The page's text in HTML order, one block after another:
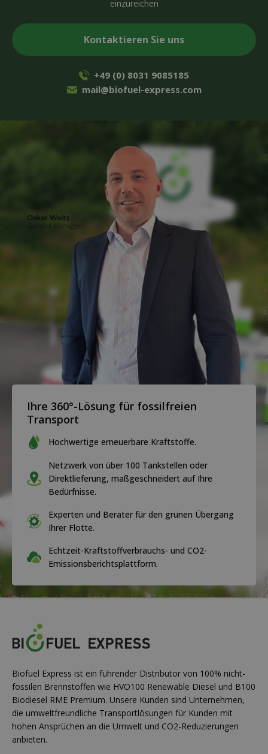
Ihre 360°-Lösung für fossilfreien
Transport
Hochwertige erneuerbare Kraftstoffe.
Netzwerk von über 100 Tankstellen oder
Direktlieferung, maßgeschneidert auf Ihre
Bedürfnisse.
Experten und Berater für den grünen Übergang
Ihrer Flotte.
Echtzeit-Kraftstoffverbrauchs- und CO2-
Emissionsberichtsplattform.
einzureichen
+49 (0) 8031 9085185
mail@biofuel-express.com
Biofuel Express ist ein führender Distributor von 100% nicht-
fossilen Brennstoffen wie HVO100 Renewable Diesel und B100
Biodiesel RME Premium. Unsere Kunden sind Unternehmen,
die umweltfreundliche Transportlösungen für Kunden mit
hohen Ansprüchen an die Umwelt und CO2-Reduzierungen
anbieten.